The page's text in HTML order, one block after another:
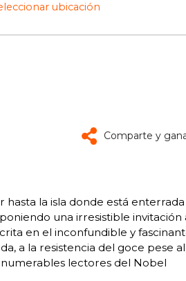
ubicación
Comparte y
la isla donde está enterrada
una irresistible invitación
en el inconfundible y
a la resistencia del goce pese
lectores del Nobel